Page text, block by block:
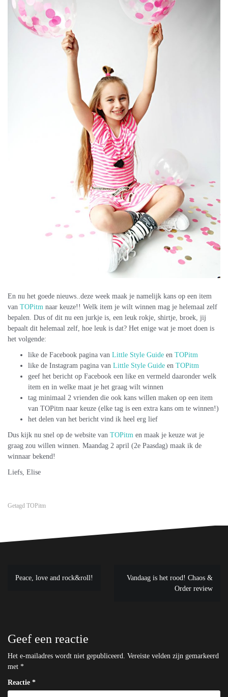
En nu het goede nieuws..deze week maak je namelijk kans op een item
van TOPitm naar keuze!! Welk item je wilt winnen mag je helemaal zelf
bepalen. Dus of dit nu een jurkje is, een leuk rokje, shirtje, broek, jij
bepaalt dit helemaal zelf, hoe leuk is dat? Het enige wat je moet doen is
het volgende:
like de Facebook pagina van Little Style Guide en TOPitm
like de Instagram pagina van Little Style Guide en TOPitm
geef het bericht op Facebook een like en vermeld daaronder welk
item en in welke maat je het graag wilt winnen
tag minimaal 2 vrienden die ook kans willen maken op een item
van TOPitm naar keuze (elke tag is een extra kans om te winnen!)
het delen van het bericht vind ik heel erg lief
Dus kijk nu snel op de website van TOPitm en maak je keuze wat je
graag zou willen winnen. Maandag 2 april (2e Paasdag) maak ik de
winnaar bekend!
Liefs, Elise
Getagd TOPitm
Bericht
Peace, love and rock&roll!
Vandaag is het rood! Chaos &
Order review
Geef een reactie
Het e-mailadres wordt niet gepubliceerd. Vereiste velden zijn gemarkeerd
met *
Reactie *